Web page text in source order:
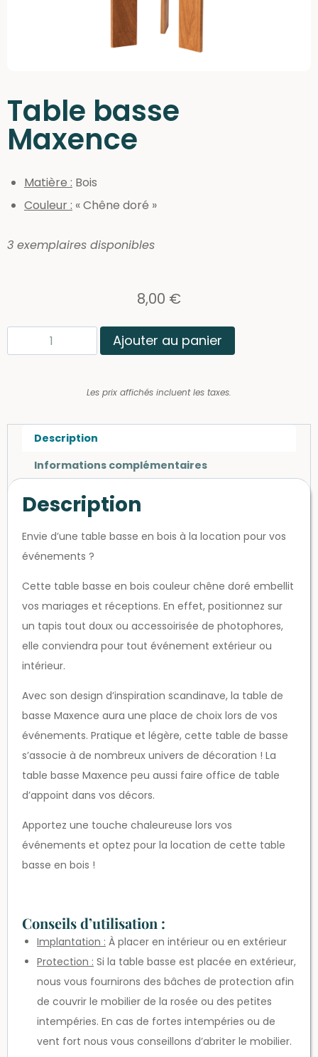
Table basse
Maxence
Matière : Bois
Couleur : « Chêne doré »
3 exemplaires disponibles
8,00 €
Ajouter au panier
Les prix affichés incluent les taxes.
Description
Informations complémentaires
Description
Envie d’une table basse en bois à la location pour vos
événements ?
Cette table basse en bois couleur chêne doré embellit
vos mariages et réceptions. En effet, positionnez sur
un tapis tout doux ou accessoirisée de photophores,
elle conviendra pour tout événement extérieur ou
intérieur.
Avec son design d’inspiration scandinave, la table de
basse Maxence aura une place de choix lors de vos
événements. Pratique et légère, cette table de basse
s’associe à de nombreux univers de décoration ! La
table basse Maxence peu aussi faire office de table
d’appoint dans vos décors.
Apportez une touche chaleureuse lors vos
événements et optez pour la location de cette table
basse en bois !
Conseils d’utilisation :
Implantation : À placer en intérieur ou en extérieur
Protection : Si la table basse est placée en extérieur,
nous vous fournirons des bâches de protection afin
de couvrir le mobilier de la rosée ou des petites
intempéries. En cas de fortes intempéries ou de
vent fort nous vous conseillons d’abriter le mobilier.